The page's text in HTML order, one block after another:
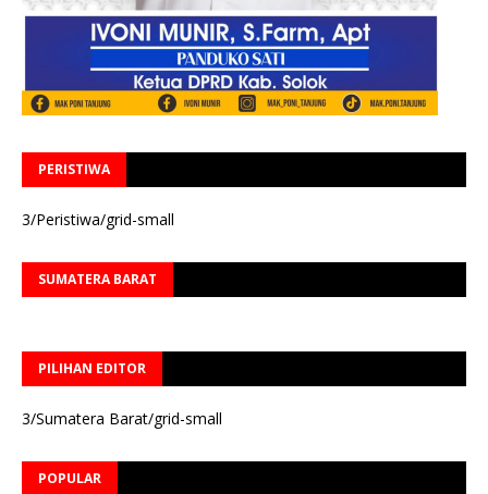
PERISTIWA
3/Peristiwa/grid-small
SUMATERA BARAT
PILIHAN EDITOR
3/Sumatera Barat/grid-small
POPULAR